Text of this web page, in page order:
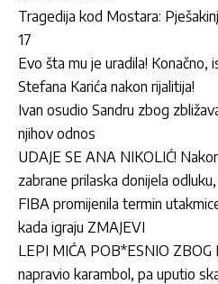
Tragedija kod Mostara:
17
Evo šta mu je uradila! Konačno,
Stefana Karića nakon rijalitija!
Ivan osudio Sandru zbog
njihov odnos
UDAJE SE ANA NIKOLIĆ!
zabrane prilaska donijela
FIBA promijenila termin
kada igraju ZMAJEVI
LEPI MIĆA POB*ESNIO ZBOG
napravio karambol, pa uputio